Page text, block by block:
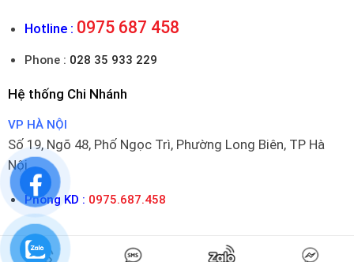
Hotline : 0975 687 458
Phone : 028 35 933 229
Hệ thống Chi Nhánh
VP HÀ NỘI
Số 19, Ngõ 48, Phố Ngọc Trì, Phường Long Biên, TP Hà
Nội
Phòng KD : 0975.687.458